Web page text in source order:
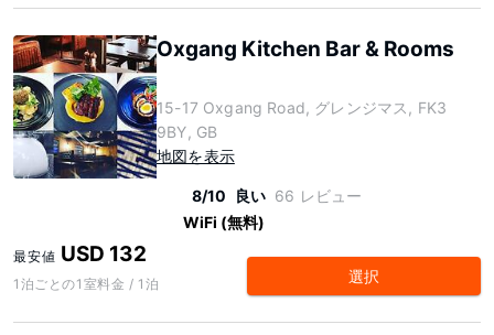
Oxgang Kitchen Bar & Rooms
15-17 Oxgang Road, グレンジマス, FK3
9BY, GB
地図を表示
8/10 良い 66 レビュー
WiFi (無料)
最安値 USD 132
1泊ごとの1室料金 / 1泊 選択